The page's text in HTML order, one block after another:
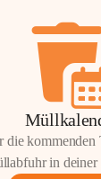
die kommenden
in deiner